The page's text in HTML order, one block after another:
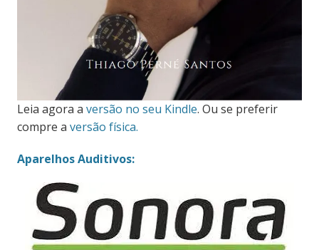
Leia agora a versão no seu Kindle. Ou se preferir
compre a versão física.
Aparelhos Auditivos: